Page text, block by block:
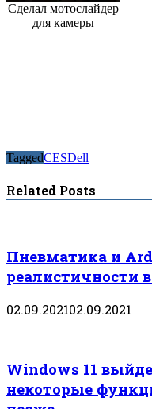
Сделал мотослайдер
для камеры
TaggedCESDell
Related Posts
Пневматика и
реалистичности в
02.09.202102.09.2021
Windows 11
некоторые